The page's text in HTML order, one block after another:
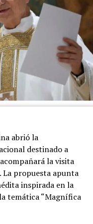
abrió la
destinado a
la visita
La propuesta apunta
inspirada en la
temática “Magnífica